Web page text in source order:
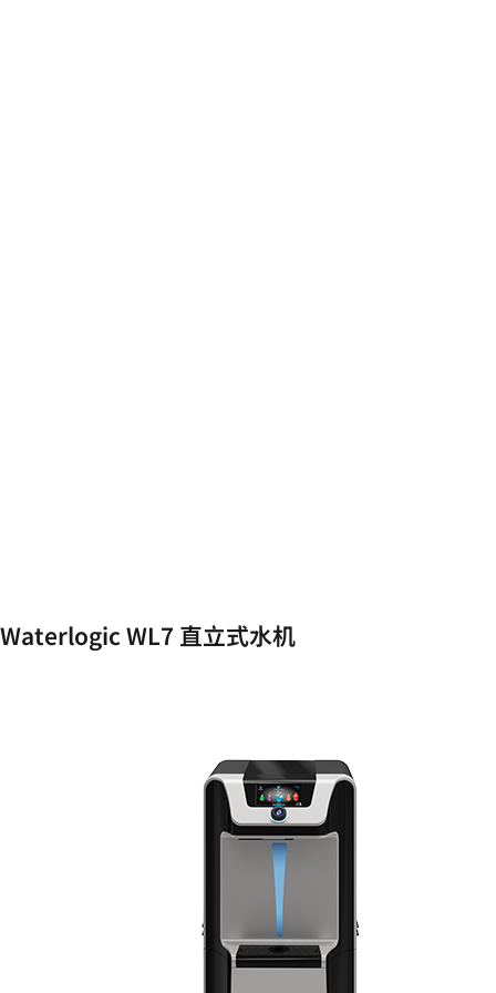
Waterlogic WL7 直立式水机